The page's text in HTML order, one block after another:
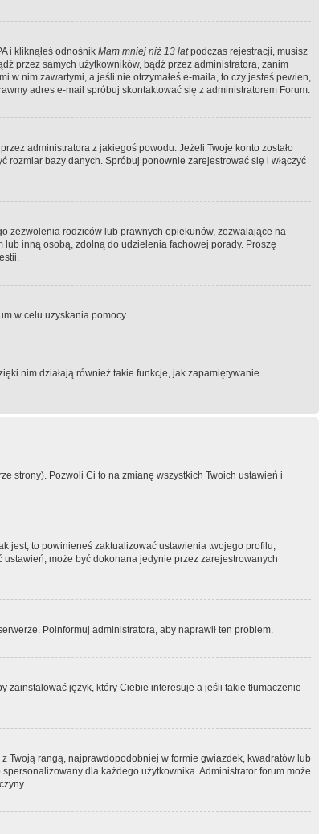
i kliknąłeś odnośnik Mam mniej niż 13 latpodczas rejestracji, musisz
przez samych użytkowników, bądź przez administratora, zanim
w nim zawartymi, a jeśli nie otrzymałeś e-maila, to czy jesteś pewien,
adres e-mail spróbuj skontaktować się z administratorem Forum.
administratora z jakiegoś powodu. Jeżeli Twoje konto zostało
rozmiar bazy danych. Spróbuj ponownie zarejestrować się i włączyć
zezwolenia rodziców lub prawnych opiekunów, zezwalające na
inną osobą, zdolną do udzielenia fachowej porady. Proszę
w celu uzyskania pomocy.
nim działają również takie funkcje, jak zapamiętywanie
strony). Pozwoli Ci to na zmianę wszystkich Twoich ustawień i
jest, to powinieneś zaktualizować ustawienia twojego profilu,
może być dokonana jedynie przez zarejestrowanych
Poinformuj administratora, aby naprawił ten problem.
zainstalować język, który Ciebie interesuje a jeśli takie tłumaczenie
Twoją rangą, najprawdopodobniej w formie gwiazdek, kwadratów lub
dla każdego użytkownika. Administrator forum może